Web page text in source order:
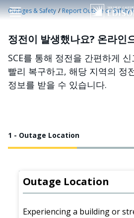
주요 콘텐츠로 건너뛰기
Outages & Safety /Report Outage or Safety
정전이 발생했나요? 온라인
SCE를 통해 정전을 간편하게
빨리 복구하고, 해당 지역의 정
정보를 받을 수 있습니다.
1 - Outage Location
Outage Location
Experiencing a building or